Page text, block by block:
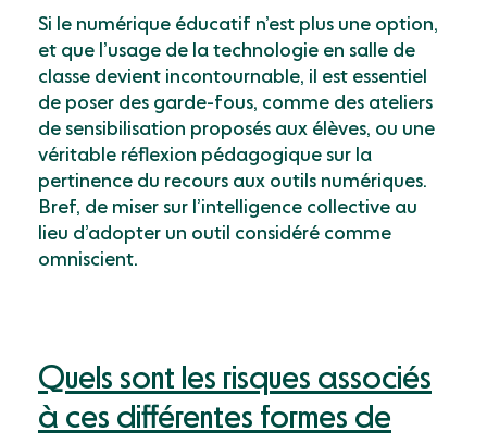
Si le numérique éducatif n’est plus une option,
et que l’usage de la technologie en salle de
classe devient incontournable, il est essentiel
de poser des garde-fous, comme des ateliers
de sensibilisation proposés aux élèves, ou une
véritable réflexion pédagogique sur la
pertinence du recours aux outils numériques.
Bref, de miser sur l’intelligence collective au
lieu d’adopter un outil considéré comme
omniscient.
Quels sont les risques associés
à ces différentes formes de